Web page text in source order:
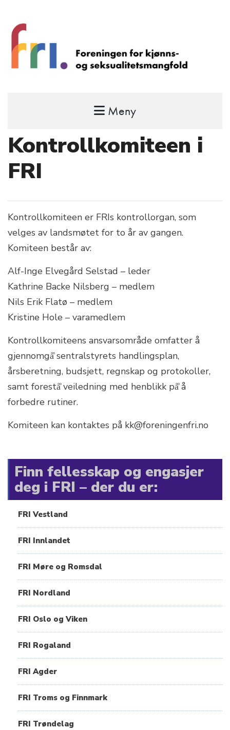
FRI – foreningen for kjønns- og
STÅ OPP FOR RETTEN TIL Å VÆRE FRI
Meny
Kontrollkomiteen i
FRI
Kontrollkomiteen er FRIs kontrollorgan, som
velges av landsmøtet for to år av gangen.
Komiteen består av:
Alf-Inge Elvegård Selstad – leder
Kathrine Backe Nilsberg – medlem
Nils Erik Flatø – medlem
Kristine Hole – varamedlem
Kontrollkomiteens ansvarsområde omfatter å
gjennomgå̊ sentralstyrets handlingsplan,
årsberetning, budsjett, regnskap og protokoller,
samt forestå̊ veiledning med henblikk på̊ å
forbedre rutiner.
Komiteen kan kontaktes på kk@foreningenfri.no
Finn fellesskap og engasjer
deg i FRI – der du er:
FRI Vestland
FRI Innlandet
FRI Møre og Romsdal
FRI Nordland
FRI Oslo og Viken
FRI Rogaland
FRI Agder
FRI Troms og Finnmark
FRI Trøndelag